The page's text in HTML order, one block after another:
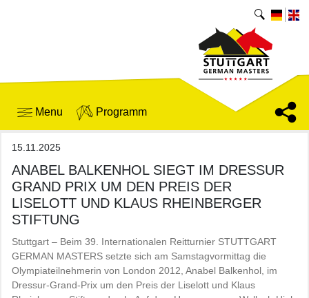
Menu Programm
15.11.2025
ANABEL BALKENHOL SIEGT IM DRESSUR
GRAND PRIX UM DEN PREIS DER
LISELOTT UND KLAUS RHEINBERGER
STIFTUNG
Stuttgart – Beim 39. Internationalen Reitturnier STUTTGART
GERMAN MASTERS setzte sich am Samstagvormittag die
Olympiateilnehmerin von London 2012, Anabel Balkenhol, im
Dressur-Grand-Prix um den Preis der Liselott und Klaus